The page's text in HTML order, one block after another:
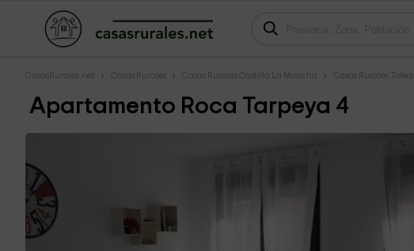
CasasRurales.net Casas Rurales Casas Rurales Castilla La Mancha Casas Rurales Toledo
Apartamento Roca Tarpeya 4